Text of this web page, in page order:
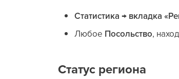
Статистика → вкладка
Любое Посольство,
Статус региона